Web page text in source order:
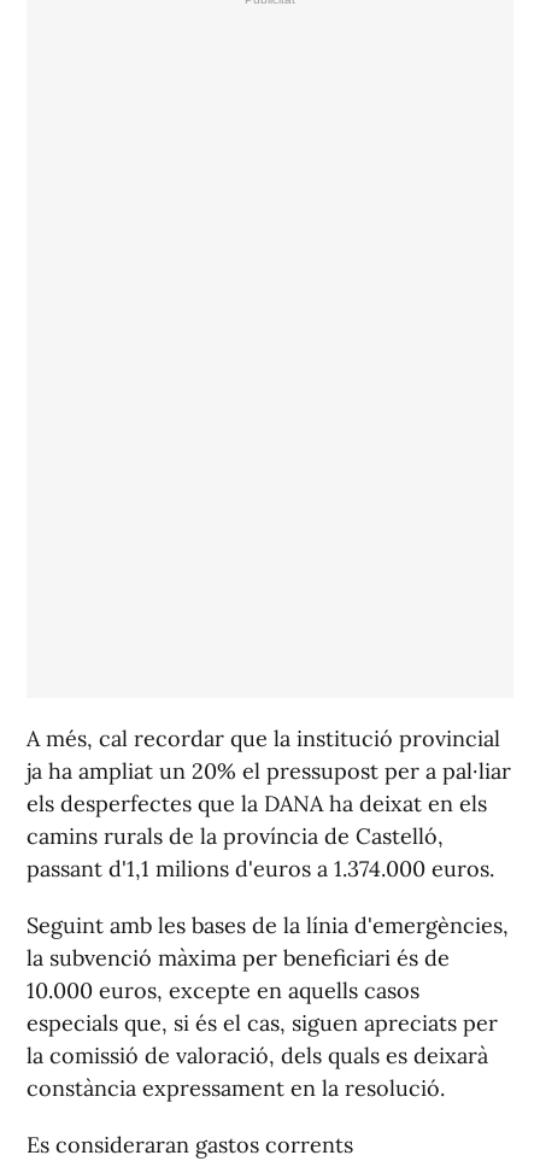
A més, cal recordar que la institució provincial
ja ha ampliat un 20% el pressupost per a pal·liar
els desperfectes que la DANA ha deixat en els
camins rurals de la província de Castelló,
passant d'1,1 milions d'euros a 1.374.000 euros.
Seguint amb les bases de la línia d'emergències,
la subvenció màxima per beneficiari és de
10.000 euros, excepte en aquells casos
especials que, si és el cas, siguen apreciats per
la comissió de valoració, dels quals es deixarà
constància expressament en la resolució.
Es consideraran gastos corrents